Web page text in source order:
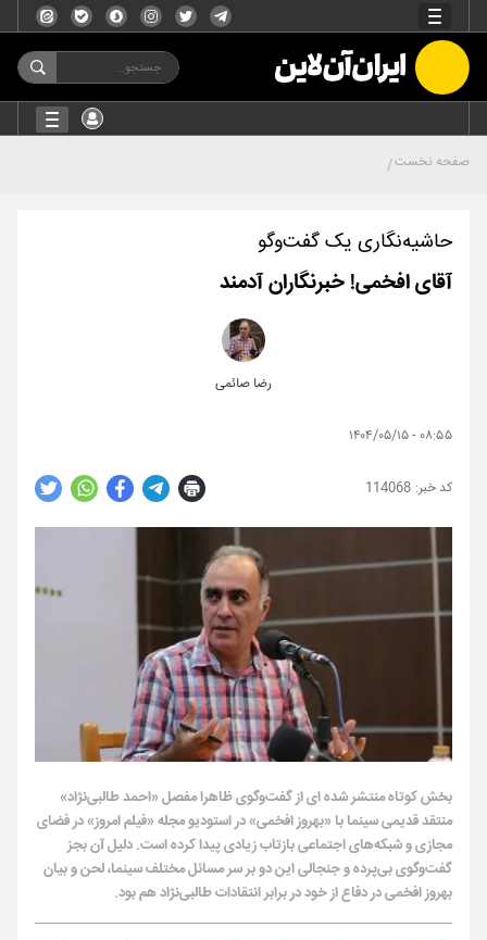
صفحه نخست
حاشیه‌نگاری یک گفت‌و‌گو
آقای افخمی! خبرنگاران آدمند
رضا صائمی
۰۸:۵۵ - ۱۴۰۴/۰۵/۱۵
114068
بخش کوتاه منتشر شده ای از گفت‌و‌گوی ظاهرا مفصل «احمد طالبی‌نژاد»
منتقد قدیمی سینما با «بهروز افخمی» در استودیو مجله «فیلم امروز» در فضای
مجازی و شبکه‌های اجتماعی بازتاب زیادی پیدا کرده است. دلیل آن بجز
گفت‌و‌گوی بی‌پرده و جنجالی این دو بر سر مسائل مختلف سینما، لحن و بیان
بهروز افخمی در دفاع از خود در برابر انتقادات طالبی‌نژاد هم بود.